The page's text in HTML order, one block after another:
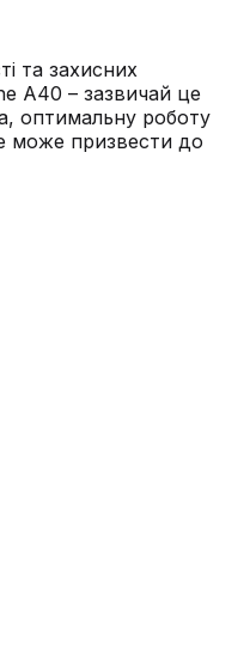
та захисних
A40 – зазвичай це
оптимальну роботу
може призвести до